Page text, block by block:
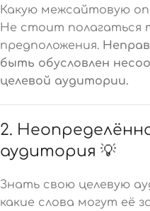
Какую межсайтовую
Не стоит полагаться
предположения.
быть обусловлен
целевой аудитории.
2.
аудитория 💡
Знать свою целевую
какие слова могут её